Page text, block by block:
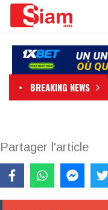
BREAKING NEWS
Partager l'article